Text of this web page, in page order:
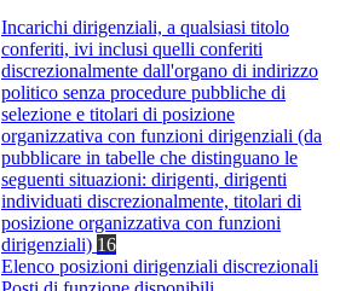
Incarichi dirigenziali, a qualsiasi titolo
conferiti, ivi inclusi quelli conferiti
discrezionalmente dall'organo di indirizzo
politico senza procedure pubbliche di
selezione e titolari di posizione
organizzativa con funzioni dirigenziali (da
pubblicare in tabelle che distinguano le
seguenti situazioni: dirigenti, dirigenti
individuati discrezionalmente, titolari di
posizione organizzativa con funzioni
dirigenziali) 16
Elenco posizioni dirigenziali discrezionali